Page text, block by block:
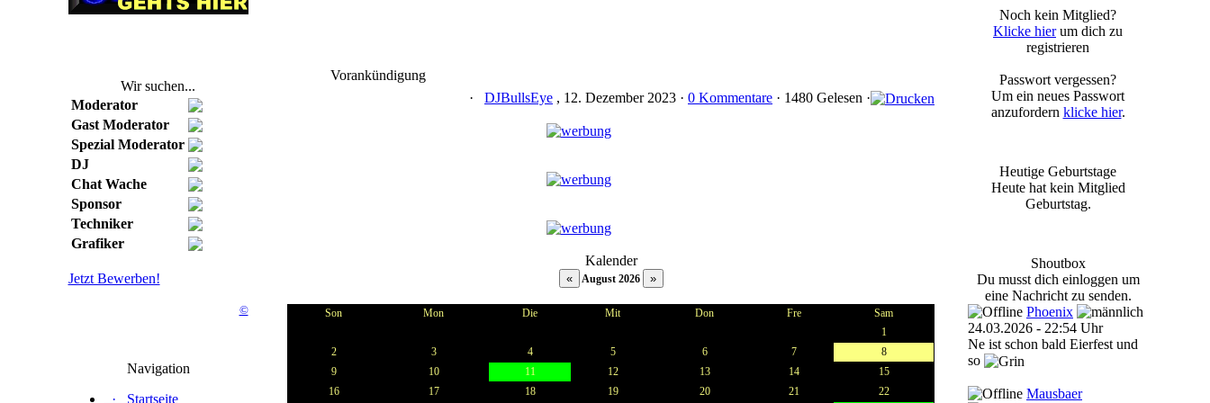
Wir suchen...
Moderator
Gast Moderator
Spezial Moderator
DJ
Chat Wache
Sponsor
Techniker
Grafiker
Jetzt Bewerben!
©
Navigation
·
Startseite
Vorankündigung
·
DJBullsEye , 12. Dezember 2023 · 0 Kommentare · 1480 Gelesen ·
Kalender
August 2026
Son Mon Die Mit Don Fre
Sam
1
2
3 4 5 6 7
8
9
10 11 12 13 14
15
16
17 18 19 20 21
22
Noch kein Mitglied?
Klicke hierum dich zu
registrieren
Passwort vergessen?
Um ein neues Passwort
anzufordern klicke hier.
Heutige Geburtstage
Heute hat kein Mitglied
Geburtstag.
Shoutbox
Du musst dich einloggen um
eine Nachricht zu senden.
Phoenix
24.03.2026 - 22:54 Uhr
Ne ist schon bald Eierfest und
so
Mausbaer